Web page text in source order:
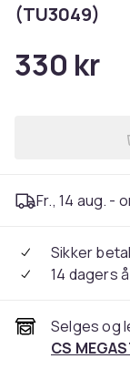
(TU3049)
330 kr
Fr., 14 aug. -
Sikker
14 dagers
Selges og
CS